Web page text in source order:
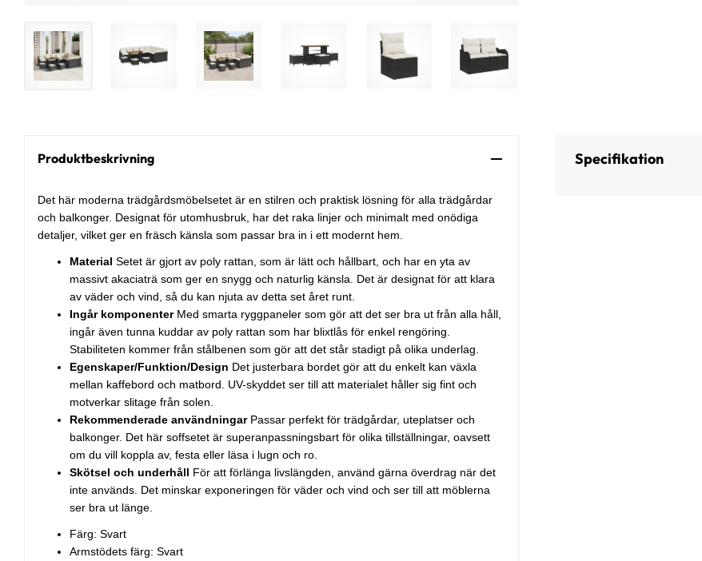
Produktbeskrivning
Det här moderna trädgårdsmöbelsetet är en stilren och praktisk lösning för alla trädgårdar
och balkonger. Designat för utomhusbruk, har det raka linjer och minimalt med onödiga
detaljer, vilket ger en fräsch känsla som passar bra in i ett modernt hem.
Material Setet är gjort av poly rattan, som är lätt och hållbart, och har en yta av
massivt akaciaträ som ger en snygg och naturlig känsla. Det är designat för att klara
av väder och vind, så du kan njuta av detta set året runt.
Ingår komponenterMed smarta ryggpaneler som gör att det ser bra ut från alla håll,
ingår även tunna kuddar av poly rattan som har blixtlås för enkel rengöring.
Stabiliteten kommer från stålbenen som gör att det står stadigt på olika underlag.
Egenskaper/Funktion/Design Det justerbara bordet gör att du enkelt kan växla
mellan kaffebord och matbord. UV-skyddet ser till att materialet håller sig fint och
motverkar slitage från solen.
Rekommenderade användningarPassar perfekt för trädgårdar, uteplatser och
balkonger. Det här soffsetet är superanpassningsbart för olika tillställningar, oavsett
om du vill koppla av, festa eller läsa i lugn och ro.
Skötsel och underhåll För att förlänga livslängden, använd gärna överdrag när det
inte används. Det minskar exponeringen för väder och vind och ser till att möblerna
ser bra ut länge.
Färg: Svart
Armstödets färg: Svart
Specifikation